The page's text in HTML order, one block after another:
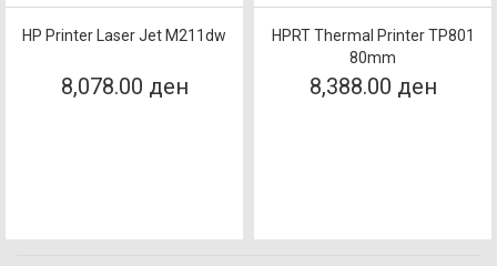
HP Printer Laser Jet M211dw
8,078.00 ден
HPRT Thermal Printer TP801
80mm
8,388.00 ден